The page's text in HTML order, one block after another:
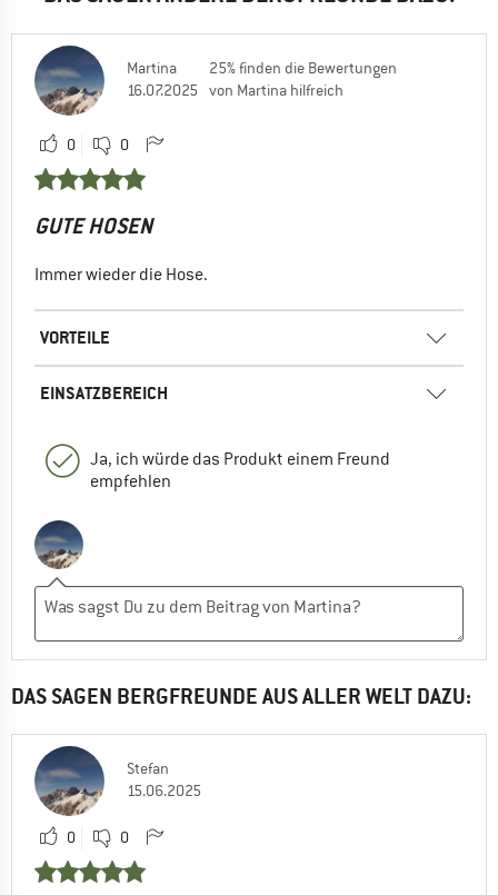
Martina
16.07.2025
25% finden die Bewertungen
von Martina hilfreich
0 0
GUTE HOSEN
Immer wieder die Hose.
VORTEILE
EINSATZBEREICH
Ja, ich würde das Produkt einem Freund
empfehlen
DAS SAGEN BERGFREUNDE AUS ALLER WELT DAZU:
Stefan
15.06.2025
0 0